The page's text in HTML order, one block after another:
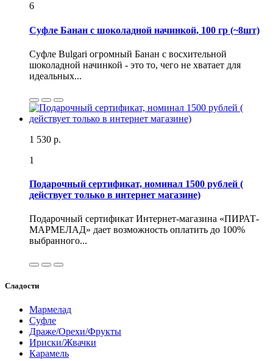
6
Суфле Банан с шоколадной начинкой, 100 гр (~8шт)
Суфле Bulgari огромный Банан с восхительной
шоколадной начинкой - это то, чего не хватает для
идеальных...
1 530 р.
1
Подарочный сертификат, номинал 1500 рублей (
действует только в интернет магазине)
Подарочный сертификат Интернет-магазина «ПИРАТ-
МАРМЕЛАД» дает возможность оплатить до 100%
выбранного...
Сладости
Мармелад
Суфле
Драже/Орехи/Фрукты
Ириски/Жвачки
Карамель